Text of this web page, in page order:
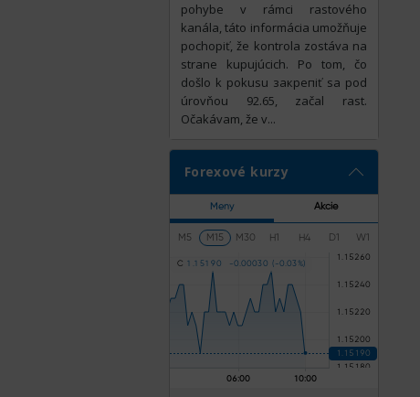
pohybe v rámci rastového
kanála, táto informácia umožňuje
pochopiť, že kontrola zostáva na
strane kupujúcich. Po tom, čo
došlo k pokusu закрепiť sa pod
úrovňou 92.65, začal rast.
Očakávam, že v...
Forexové kurzy
Meny Akcie
M5 M15 M30 H1 H4 D1 W1
C 1 .1 51 90 -0 .000 3 0 ( -0 .0 3 %